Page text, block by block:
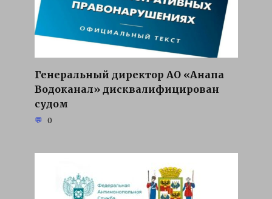
Генеральный директор АО «Анапа
Водоканал» дисквалифицирован
судом
0